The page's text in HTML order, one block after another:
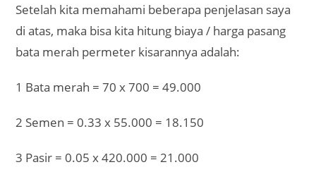
Setelah kita memahami beberapa penjelasan saya
di atas, maka bisa kita hitung biaya / harga pasang
bata merah permeter kisarannya adalah:
1 Bata merah = 70 x 700 = 49.000
2 Semen = 0.33 x 55.000 = 18.150
3 Pasir = 0.05 x 420.000 = 21.000